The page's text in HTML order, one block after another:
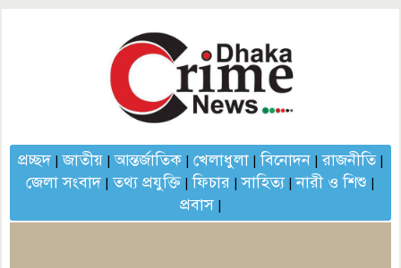
প্রচ্ছদ|জাতীয়|আন্তর্জাতিক| খেলাধুলা|বিনোদন|রাজনীতি|
জেলা সংবাদ|তথ্য প্রযুক্তি |ফিচার |সাহিত্য|নারী ও শিশু |
প্রবাস|